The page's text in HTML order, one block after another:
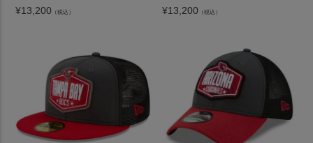
¥13,200 （税込）
¥13,200 （税込）